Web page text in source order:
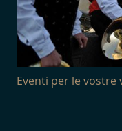
Eventi per le vostre